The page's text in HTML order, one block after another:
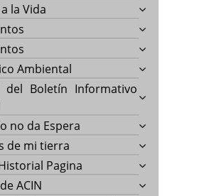
la Vida
Ambiental
del Boletín Informativo
no da Espera
de mi tierra
Pagina
ACIN